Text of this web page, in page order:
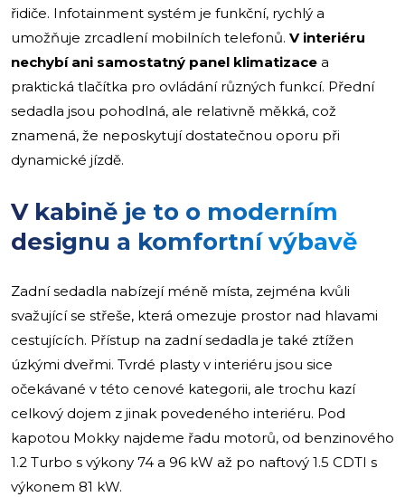
řidiče. Infotainment systém je funkční, rychlý a
umožňuje zrcadlení mobilních telefonů. V interiéru
nechybí ani samostatný panel klimatizace a
praktická tlačítka pro ovládání různých funkcí. Přední
sedadla jsou pohodlná, ale relativně měkká, což
znamená, že neposkytují dostatečnou oporu při
dynamické jízdě.
V kabině je to o moderním
designu a komfortní výbavě
Zadní sedadla nabízejí méně místa, zejména kvůli
svažující se střeše, která omezuje prostor nad hlavami
cestujících. Přístup na zadní sedadla je také ztížen
úzkými dveřmi. Tvrdé plasty v interiéru jsou sice
očekávané v této cenové kategorii, ale trochu kazí
celkový dojem z jinak povedeného interiéru. Pod
kapotou Mokky najdeme řadu motorů, od benzinového
1.2 Turbo s výkony 74 a 96 kW až po naftový 1.5 CDTI s
výkonem 81 kW.